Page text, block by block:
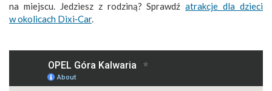
na miejscu. Jedziesz z rodziną? Sprawdźatrakcje dla dzieci
w okolicach Dixi‑Car.